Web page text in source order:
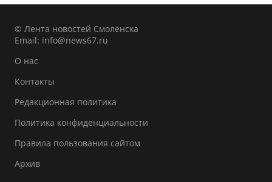
© Лента новостей Смоленска
Email: info@news67.ru
О нас
Контакты
Редакционная политика
Политика конфиденциальности
Правила пользования сайтом
Архив